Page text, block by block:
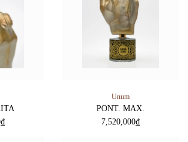
₫
Unum
PONT. MAX.
7,520,000₫